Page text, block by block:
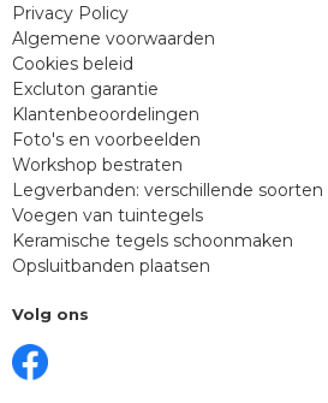
Privacy Policy
Algemene voorwaarden
Cookies beleid
Excluton garantie
Klantenbeoordelingen
Foto's en voorbeelden
Workshop bestraten
Legverbanden: verschillende soorten
Voegen van tuintegels
Keramische tegels schoonmaken
Opsluitbanden plaatsen
Volg ons